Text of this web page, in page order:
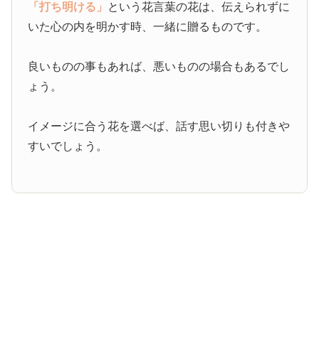
「打ち明ける」 という花言葉の花は、伝えられずに
いた心の内を明かす時、一緒に贈るものです。
良いものの事もあれば、悪いものの場合もあるでし
ょう。
イメージに合う花を選べば、話す思い切りも付きや
すいでしょう。